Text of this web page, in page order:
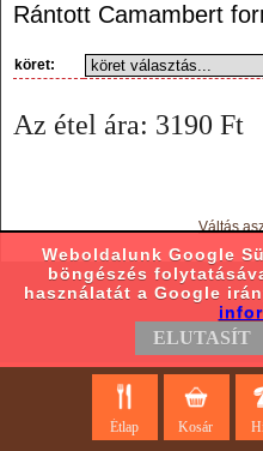
Rántott Camambert
köret:
Az étel ára: 3190 Ft
Váltás
Étlap Kosár
Weboldalunk Google
böngészés
használatát a Google
ELUTASÍT